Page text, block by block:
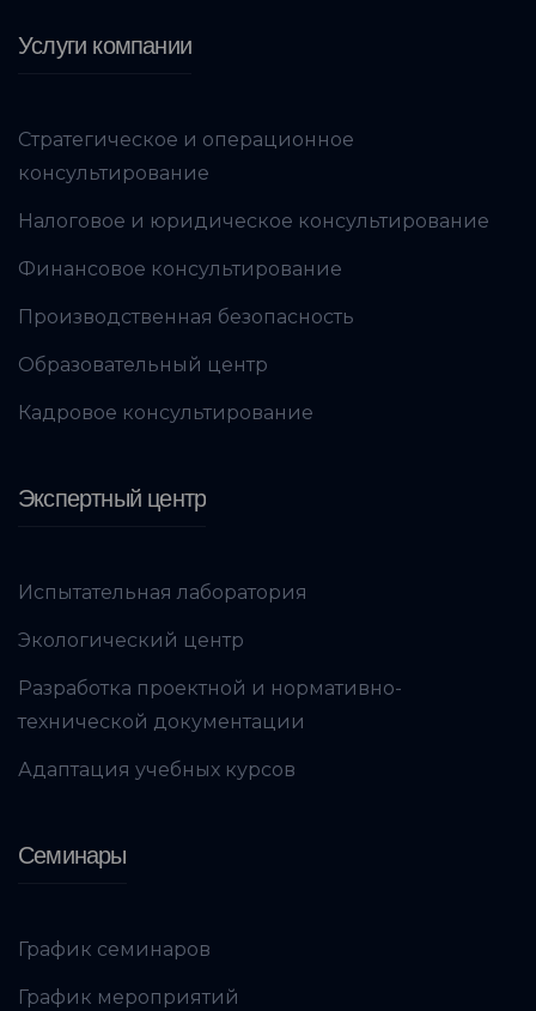
Услуги компании
Стратегическое и операционное
консультирование
Налоговое и юридическое консультирование
Финансовое консультирование
Производственная безопасность
Образовательный центр
Кадровое консультирование
Экспертный центр
Испытательная лаборатория
Экологический центр
Разработка проектной и нормативно-
технической документации
Адаптация учебных курсов
Семинары
График семинаров
График мероприятий